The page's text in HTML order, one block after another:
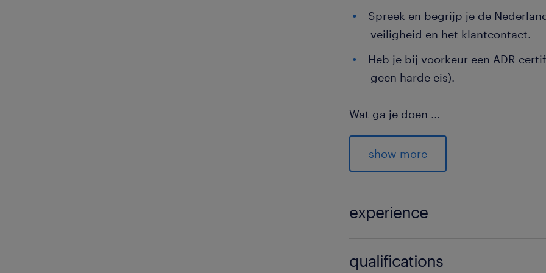
Spreek en begrijp je de
veiligheid en het klantcontact.
Heb je bij voorkeur een ADR-
geen harde eis).
Wat ga je doen ...
De werkdag begint op de vestiging
wagen. Je rijdt als
vaste klanten in de regio 🚚. Bij de
was weer netjes mee terug naar het
werk, want je bent veel aan het
einde van de middag is de bak
show more
experience
qualifications